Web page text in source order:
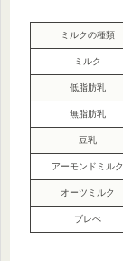
ミルクの種類
ミルク
低脂肪乳
無脂肪乳
豆乳
アーモンドミルク
オーツミルク
ブレべ